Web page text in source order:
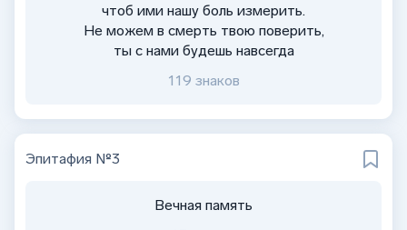
чтоб ими нашу боль измерить.
Не можем в смерть твою поверить,
ты с нами будешь навсегда
119 знаков
Эпитафия №3
Вечная память